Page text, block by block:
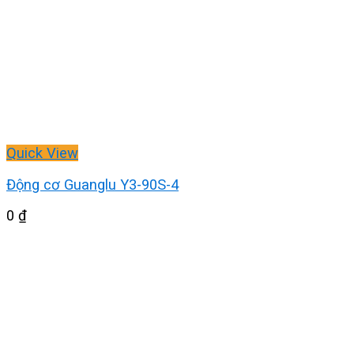
Quick View
Động cơ Guanglu Y3-90S-4
0 ₫